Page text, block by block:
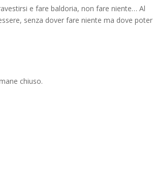
e fare baldoria, non fare niente… Al
senza dover fare niente ma dove poter
chiuso.